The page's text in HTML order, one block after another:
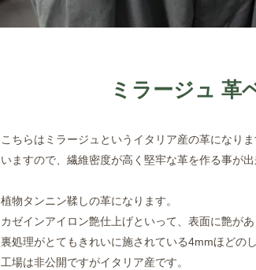
ミラージュ 革
こちらはミラージュというイタリア産の革になり
いますので、繊維密度が高く堅牢な革を作る事が
植物タンニン鞣しの革になります。
カゼインアイロン艶仕上げといって、表面に艶があ
裏処理がとてもきれいに施されている4mmほどの
工場は非公開ですがイタリア産です。